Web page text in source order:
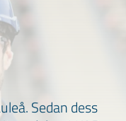
Sedan dess